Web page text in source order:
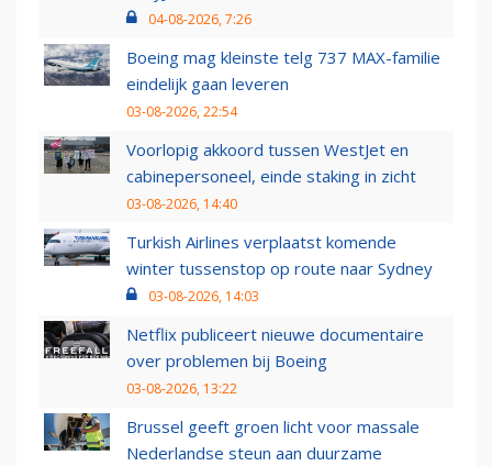
04-08-2026, 7:26
Boeing mag kleinste telg 737 MAX-familie
eindelijk gaan leveren
03-08-2026, 22:54
Voorlopig akkoord tussen WestJet en
cabinepersoneel, einde staking in zicht
03-08-2026, 14:40
Turkish Airlines verplaatst komende
winter tussenstop op route naar Sydney
03-08-2026, 14:03
Netflix publiceert nieuwe documentaire
over problemen bij Boeing
03-08-2026, 13:22
Brussel geeft groen licht voor massale
Nederlandse steun aan duurzame